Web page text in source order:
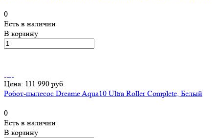
0
Есть в наличии
В корзину
Цена: 111 990 руб.
Робот-пылесос Dreame Aqua10 Ultra Roller Complete, Белый
0
Есть в наличии
В корзину